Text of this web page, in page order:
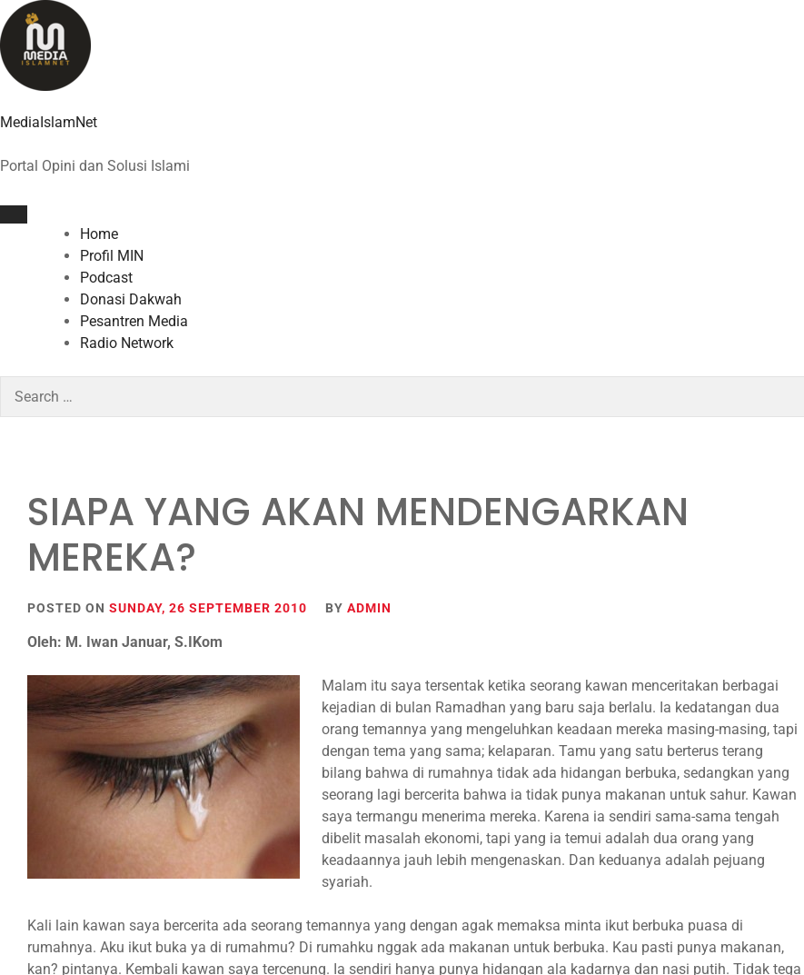
Skip
to
content
MediaIslamNet
Portal Opini dan Solusi Islami
Home
Profil MIN
Podcast
Donasi Dakwah
Pesantren Media
Radio Network
for:
SIAPA YANG AKAN MENDENGARKAN
MEREKA?
POSTED ON SUNDAY, 26 SEPTEMBER 2010 BY ADMIN
Oleh: M. Iwan Januar, S.IKom
Malam itu saya tersentak ketika seorang kawan menceritakan berbagai
kejadian di bulan Ramadhan yang baru saja berlalu. Ia kedatangan dua
orang temannya yang mengeluhkan keadaan mereka masing-masing, tapi
dengan tema yang sama; kelaparan. Tamu yang satu berterus terang
bilang bahwa di rumahnya tidak ada hidangan berbuka, sedangkan yang
seorang lagi bercerita bahwa ia tidak punya makanan untuk sahur. Kawan
saya termangu menerima mereka. Karena ia sendiri sama-sama tengah
dibelit masalah ekonomi, tapi yang ia temui adalah dua orang yang
keadaannya jauh lebih mengenaskan. Dan keduanya adalah pejuang
syariah.
Kali lain kawan saya bercerita ada seorang temannya yang dengan agak memaksa minta ikut berbuka puasa di
rumahnya. Aku ikut buka ya di rumahmu? Di rumahku nggak ada makanan untuk berbuka. Kau pasti punya makanan,
kan? pintanya. Kembali kawan saya tercenung. Ia sendiri hanya punya hidangan ala kadarnya dan nasi putih. Tidak tega